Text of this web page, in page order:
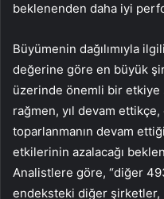
beklenenden daha iyi
Büyümenin dağılımıyla
değerine göre en büyük
üzerinde önemli bir etkiye
rağmen, yıl devam
toparlanmanın devam
etkilerinin azalacağı
Analistlere göre, “diğer
endeksteki diğer şirketler,